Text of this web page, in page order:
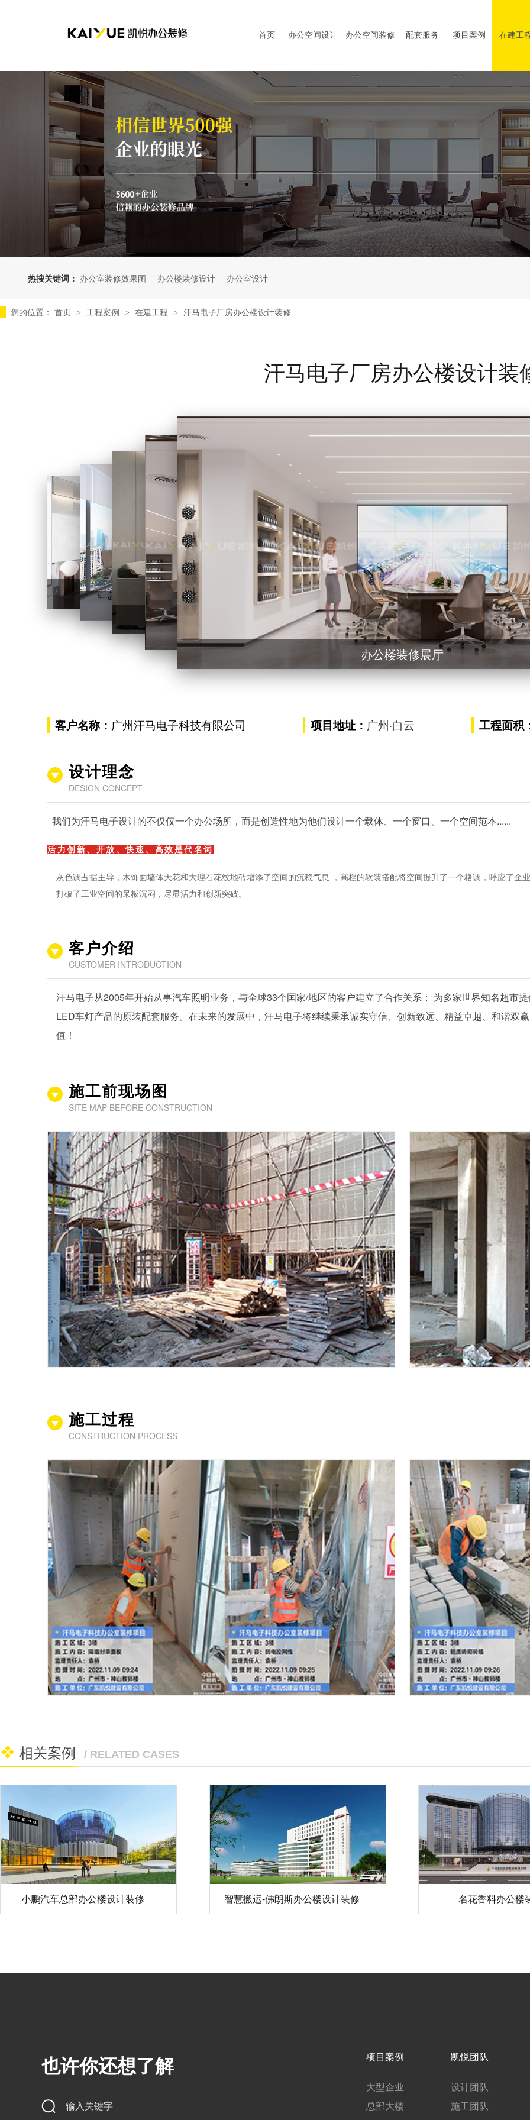
首页 办公空间设计 办公空间装修 配套服务 项目案例 在建工
热搜关键词： 办公室装修效果图 办公楼装修设计 办公室设计
您的位置： 首页 > 工程案例 > 在建工程 > 汗马电子厂房办公楼设计装修
汗马电子厂房办公楼设计装
办公楼装修外观前厅入口
办公楼装修外观前厅
办公楼装修会议室
办公楼装修接待室
办公楼装修展厅
办公楼装修展厅
办公楼装修
客户名称： 广州汗马电子科技有限公司 项目地址： 广州·白云 工程面积
设计理念
DESIGN CONCEPT
我们为汗马电子设计的不仅仅一个办公场所，而是创造性地为他们设计一个载体、一个窗口、一个空间范本......
活力创新、开放、快速、高效是代名词
灰色调占据主导，木饰面墙体天花和大理石花纹地砖增添了空间的沉稳气息 ，高档的软装搭配将空间提升了一个格调，呼应了企
打破了工业空间的呆板沉闷，尽显活力和创新突破。
客户介绍
CUSTOMER INTRODUCTION
汗马电子从2005年开始从事汽车照明业务，与全球33个国家/地区的客户建立了合作关系； 为多家世界知名超市
LED车灯产品的原装配套服务。在未来的发展中，汗马电子将继续秉承诚实守信、创新致远、精益卓越、和谐双
值！
施工前现场图
SITE MAP BEFORE CONSTRUCTION
施工过程
CONSTRUCTION PROCESS
相关案例 / RELATED CASES
小鹏汽车总部办公楼设计装修 智慧搬运-佛朗斯办公楼设计装修 名花香料办公楼
也许你还想了解 项目案例
大型企业
总部大楼
凯悦团队
设计团队
施工团队